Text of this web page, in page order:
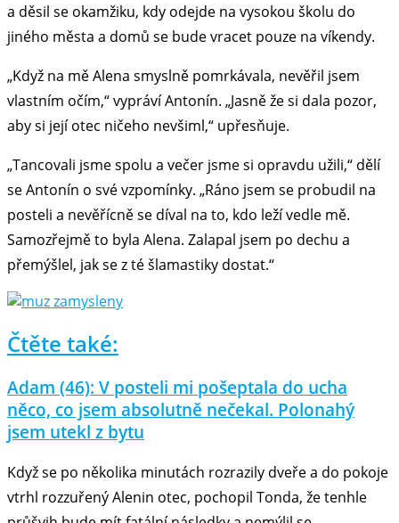
a děsil se okamžiku, kdy odejde na vysokou školu do
jiného města a domů se bude vracet pouze na víkendy.
„Když na mě Alena smyslně pomrkávala, nevěřil jsem
vlastním očím,“ vypráví Antonín. „Jasně že si dala pozor,
aby si její otec ničeho nevšiml,“ upřesňuje.
„Tancovali jsme spolu a večer jsme si opravdu užili,“ dělí
se Antonín o své vzpomínky. „Ráno jsem se probudil na
posteli a nevěřícně se díval na to, kdo leží vedle mě.
Samozřejmě to byla Alena. Zalapal jsem po dechu a
přemýšlel, jak se z té šlamastiky dostat.“
Čtěte také:
Adam (46): V posteli mi pošeptala do ucha
něco, co jsem absolutně nečekal. Polonahý
jsem utekl z bytu
Když se po několika minutách rozrazily dveře a do pokoje
vtrhl rozzuřený Alenin otec, pochopil Tonda, že tenhle